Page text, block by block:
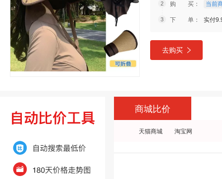
购 买： 当前
下 单： 实付
去购买
商城比价
天猫商城 淘宝网